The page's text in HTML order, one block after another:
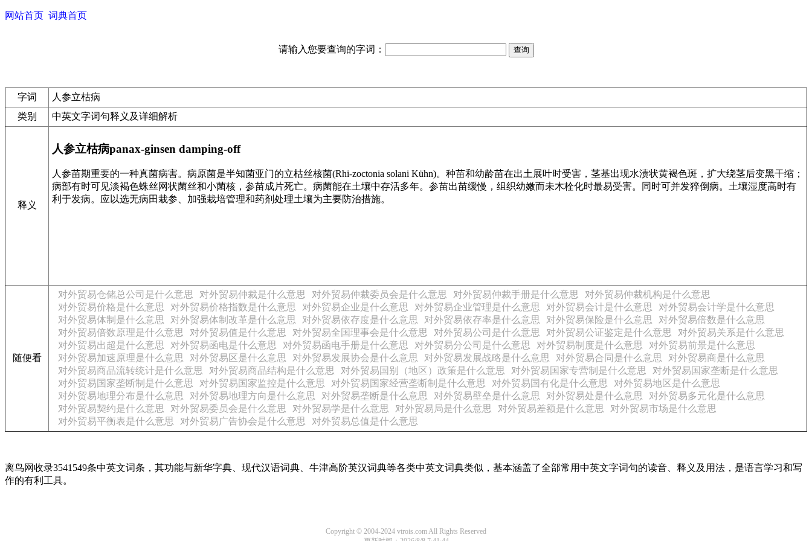
网站首页 词典首页
请输入您要查询的字词：
字词
人参立枯病
类别
中英文字词句释义及详细解析
释义
人参立枯病panax-ginsen damping-off
人参苗期重要的一种真菌病害。病原菌是半知菌亚门的立枯丝核菌(Rhi-zoctonia solani Kühn)。种苗和幼龄苗在出土展叶时受害，茎基出现水渍状黄褐色斑，扩大绕茎后变黑干缩；
病部有时可见淡褐色蛛丝网状菌丝和小菌核，参苗成片死亡。病菌能在土壤中存活多年。参苗出苗缓慢，组织幼嫩而未木栓化时最易受害。同时可并发猝倒病。土壤湿度高时有
利于发病。应以选无病田栽参、加强栽培管理和药剂处理土壤为主要防治措施。
随便看
对外贸易仓储总公司是什么意思 对外贸易仲裁是什么意思 对外贸易仲裁委员会是什么意思 对外贸易仲裁手册是什么意思
对外贸易仲裁机构是什么意思
对外贸易价格是什么意思
对外贸易价格指数是什么意思 对外贸易企业是什么意思 对外贸易企业管理是什么意思 对外贸易会计是什么意思
对外贸易会计学是什么意思
对外贸易体制是什么意思
对外贸易体制改革是什么意思 对外贸易依存度是什么意思 对外贸易依存率是什么意思 对外贸易保险是什么意思
对外贸易倍数是什么意思
对外贸易倍数原理是什么意思
对外贸易值是什么意思 对外贸易全国理事会是什么意思 对外贸易公司是什么意思 对外贸易公证鉴定是什么意思
对外贸易关系是什么意思
对外贸易出超是什么意思
对外贸易函电是什么意思 对外贸易函电手册是什么意思 对外贸易分公司是什么意思 对外贸易制度是什么意思
对外贸易前景是什么意思
对外贸易加速原理是什么意思
对外贸易区是什么意思 对外贸易发展协会是什么意思 对外贸易发展战略是什么意思 对外贸易合同是什么意思
对外贸易商是什么意思
对外贸易商品流转统计是什么意思
对外贸易商品结构是什么意思 对外贸易国别（地区）政策是什么意思 对外贸易国家专营制是什么意思
对外贸易国家垄断是什么意思
对外贸易国家垄断制是什么意思
对外贸易国家监控是什么意思 对外贸易国家经营垄断制是什么意思 对外贸易国有化是什么意思
对外贸易地区是什么意思
对外贸易地理分布是什么意思
对外贸易地理方向是什么意思 对外贸易垄断是什么意思 对外贸易壁垒是什么意思 对外贸易处是什么意思
对外贸易多元化是什么意思
对外贸易契约是什么意思
对外贸易委员会是什么意思 对外贸易学是什么意思 对外贸易局是什么意思 对外贸易差额是什么意思
对外贸易市场是什么意思
对外贸易平衡表是什么意思
对外贸易广告协会是什么意思 对外贸易总值是什么意思
离鸟网收录3541549条中英文词条，其功能与新华字典、现代汉语词典、牛津高阶英汉词典等各类中英文词典类似，基本涵盖了全部常用中英文字词句的读音、释义及用法，是语言学习和写
作的有利工具。
Copyright © 2004-2024 vtrois.com All Rights Reserved